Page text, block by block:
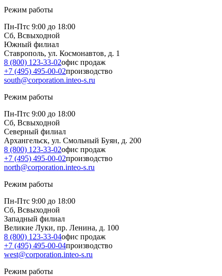
Режим работы
Пн-Птс 9:00 до 18:00
Сб, Всвыходной
Южный филиал
Ставрополь, ул. Космонавтов, д. 1
8 (800) 123-33-02офис продаж
+7 (495) 495-00-02производство
south@corporation.inteo-s.ru
Режим работы
Пн-Птс 9:00 до 18:00
Сб, Всвыходной
Северный филиал
Архангельск, ул. Смольный Буян, д. 200
8 (800) 123-33-02офис продаж
+7 (495) 495-00-02производство
north@corporation.inteo-s.ru
Режим работы
Пн-Птс 9:00 до 18:00
Сб, Всвыходной
Западный филиал
Великие Луки, пр. Ленина, д. 100
8 (800) 123-33-04офис продаж
+7 (495) 495-00-04производство
west@corporation.inteo-s.ru
Режим работы